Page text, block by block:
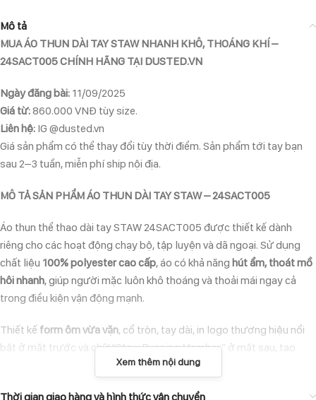
Mô tả
MUA ÁO THUN DÀI TAY STAW NHANH KHÔ, THOÁNG KHÍ –
24SACT005 CHÍNH HÃNG TẠI DUSTED.VN
Ngày đăng bài: 11/09/2025
Giá từ:860.000 VNĐ tùy size.
Liên hệ: IG @dusted.vn
Giá sản phẩm có thể thay đổi tùy thời điểm. Sản phẩm tới tay bạn
sau 2–3 tuần, miễn phí ship nội địa.
MÔ TẢ SẢN PHẨM ÁO THUN DÀI TAY STAW – 24SACT005
Áo thun thể thao dài tay STAW 24SACT005 được thiết kế dành
riêng cho các hoạt động chạy bộ, tập luyện và dã ngoại. Sử dụng
chất liệu 100% polyester cao cấp, áo có khả năng hút ẩm, thoát mồ
hôi nhanh, giúp người mặc luôn khô thoáng và thoải mái ngay cả
trong điều kiện vận động mạnh.
Thiết kế form ôm vừa vặn, cổ tròn, tay dài, in logo thương hiệu nổi
bật ở mặt trước và chữ “Staw Running Member” ở mặt sau, tạo
phong cách thể thao hiện đại. Đây là chiếc áo lý tưởng để mặc khi
Xem thêm nội dung
Thời gian giao hàng và hình thức vận chuyển